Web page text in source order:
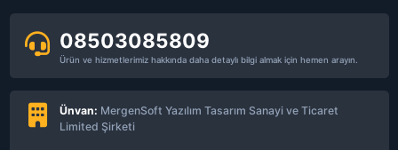
08503085809
Ürün ve hizmetlerimiz hakkında daha detaylı bilgi almak için hemen arayın.
Ünvan: MergenSoft Yazılım Tasarım Sanayi ve Ticaret
Limited Şirketi